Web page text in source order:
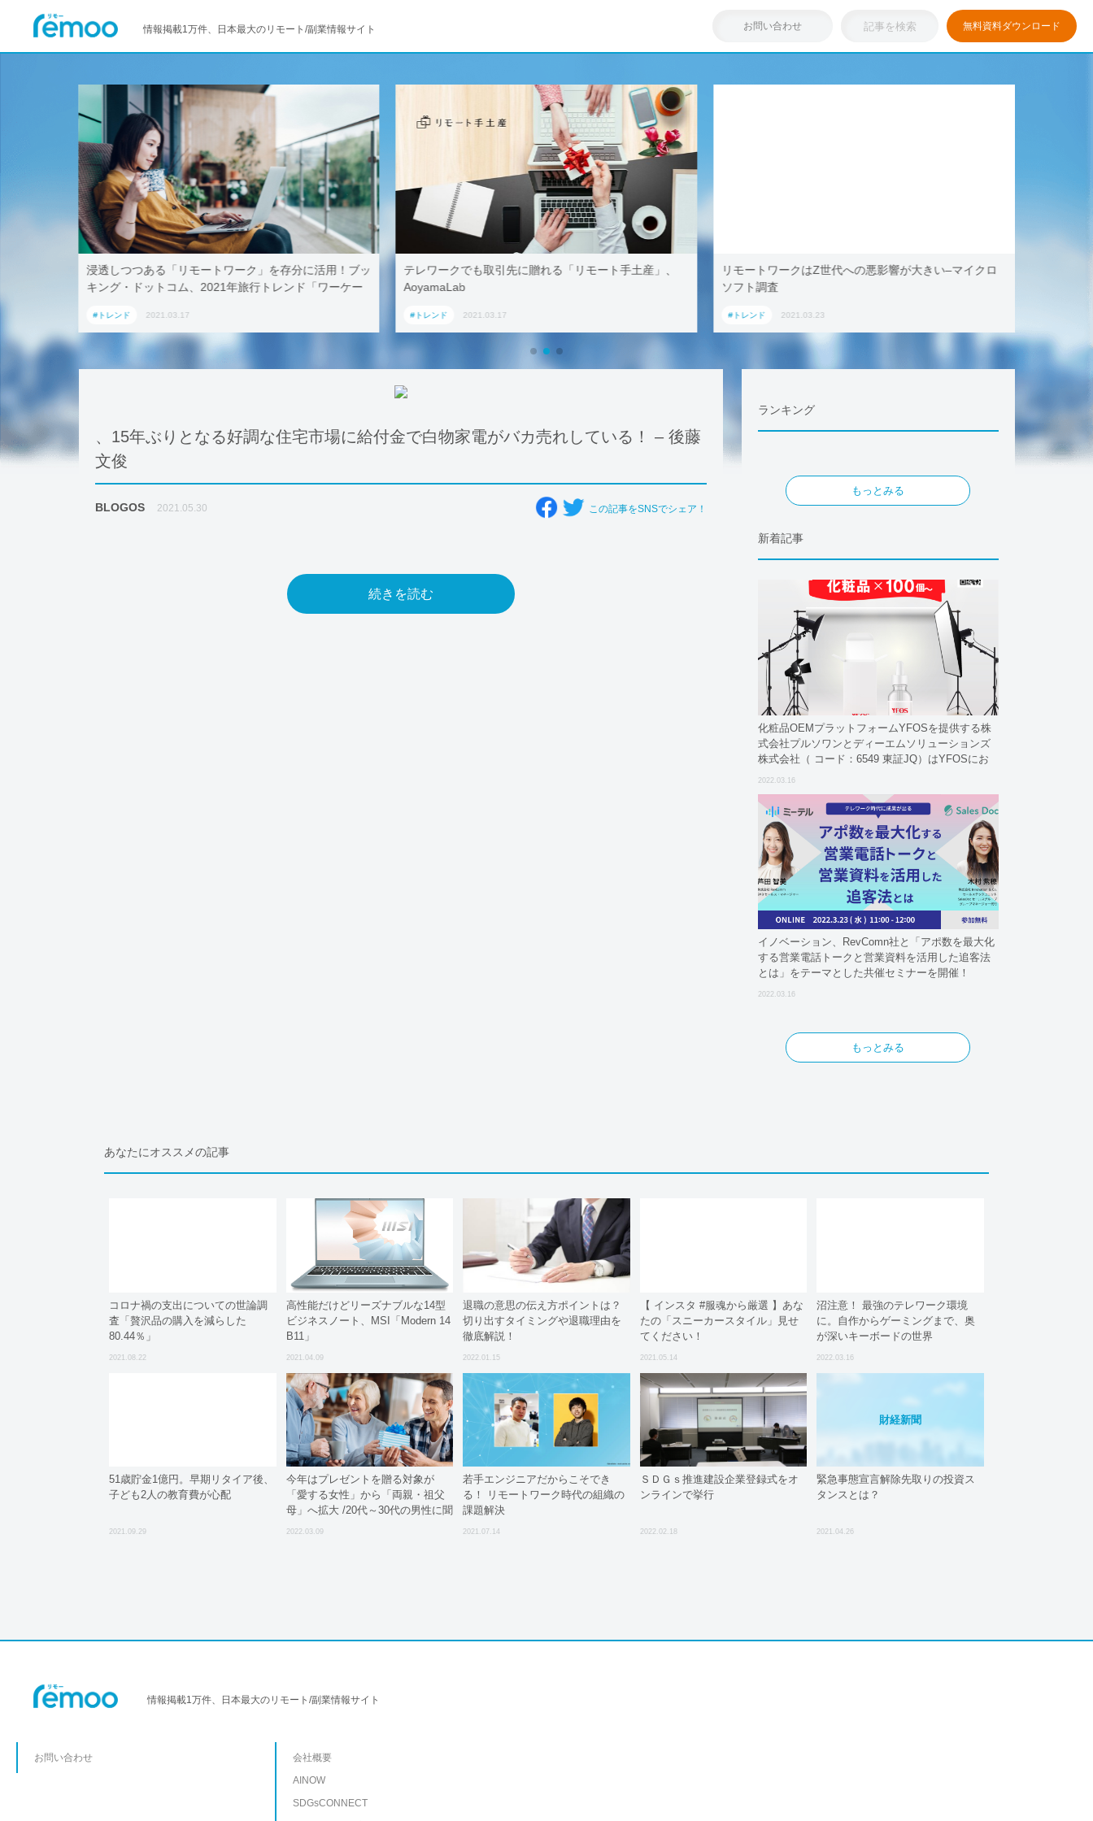
情報掲載1万件、日本最大のリモート/副業情報サイト お問い合わせ 無料資料ダウンロード
浸透しつつある「リモートワーク」を存分に活用！ブッ
キング・ドットコム、2021年旅行トレンド「ワーケー
#トレンド 2021.03.17
テレワークでも取引先に贈れる「リモート手土産」、
AoyamaLab
#トレンド 2021.03.17
リモートワークはZ世代への悪影響が大きい–マイクロ
ソフト調査
#トレンド 2021.03.23
、15年ぶりとなる好調な住宅市場に給付金で白物家電がバカ売れしている！ – 後藤
文俊
BLOGOS 2021.05.30 この記事をSNSでシェア！
続きを読む
ランキング
もっとみる
新着記事
化粧品OEMプラットフォームYFOSを提供する株
式会社プルソワンとディーエムソリューションズ
株式会社（ コード：6549 東証JQ）はYFOSにお
2022.03.16
イノベーション、RevComn社と「アポ数を最大化
する営業電話トークと営業資料を活用した追客法
とは」をテーマとした共催セミナーを開催！
2022.03.16
もっとみる
あなたにオススメの記事
コロナ禍の支出についての世論調
査「贅沢品の購入を減らした
80.44％」
2021.08.22
高性能だけどリーズナブルな14型
ビジネスノート、MSI「Modern 14
B11」
2021.04.09
退職の意思の伝え方ポイントは？
切り出すタイミングや退職理由を
徹底解説！
2022.01.15
【 インスタ #服魂から厳選 】あな
たの「スニーカースタイル」見せ
てください！
2021.05.14
沼注意！ 最強のテレワーク環境
に。自作からゲーミングまで、奥
が深いキーボードの世界
2022.03.16
51歳貯金1億円。早期リタイア後、
子ども2人の教育費が心配
2021.09.29
今年はプレゼントを贈る対象が
「愛する女性」から「両親・祖父
母」へ拡大 /20代～30代の男性に聞
いた「2022年ホワイトデー」に関
2022.03.09
若手エンジニアだからこそでき
る！ リモートワーク時代の組織の
課題解決
2021.07.14
ＳＤＧｓ推進建設企業登録式をオ
ンラインで挙行
2022.02.18
財経新聞
緊急事態宣言解除先取りの投資ス
タンスとは？
2021.04.26
情報掲載1万件、日本最大のリモート/副業情報サイト
お問い合わせ
会社概要
AINOW
SDGsCONNECT